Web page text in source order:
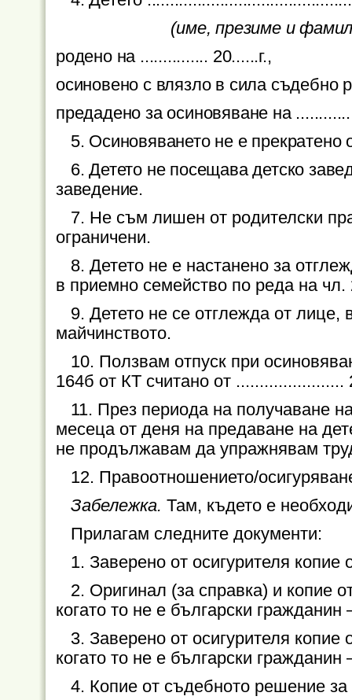
(име, презиме и
родено на ............... 20......г.,
осиновено с влязло в сила съдебно
предадено за осиновяване на
5. Осиновяването не е прекратено
6. Детето не посещава детско
заведение.
7. Не съм лишен от родителски
ограничени.
8. Детето не е настанено за
в приемно семейство по реда на чл.
9. Детето не се отглежда от
майчинството.
10. Ползвам отпуск при
164б от КТ считано от .......................
11. През периода на получаване
месеца от деня на предаване на
не продължавам да упражнявам
12. Правоотношението/
Забележка. Там, където е
Прилагам следните документи:
1. Заверено от осигурителя копие
2. Оригинал (за справка) и копие
когато то не е български
3. Заверено от осигурителя копие
когато то не е български гражданин
4. Копие от съдебното решение